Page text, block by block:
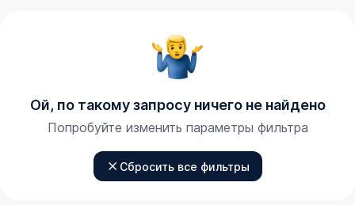
Ой, по такому запросу ничего не найдено
Попробуйте изменить параметры фильтра
Сбросить все фильтры